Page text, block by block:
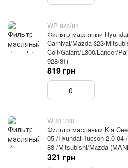
WP 928/81
Фильтр масляный
Carnival/Mazda 323/
Colt/Galant/L300/Lancer/
928/81)
819 грн
W 811/80
Фильтр масляный Kia
05-/Hyundai Tucson 2.0
88-/Mitsubishi/Mazda
321 грн